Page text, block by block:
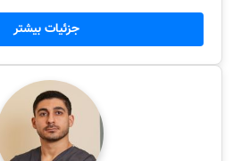
جزئیات بیشتر